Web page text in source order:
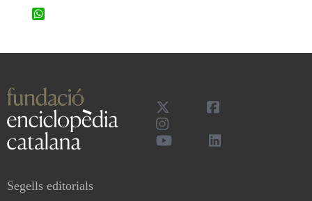
Segells editorials